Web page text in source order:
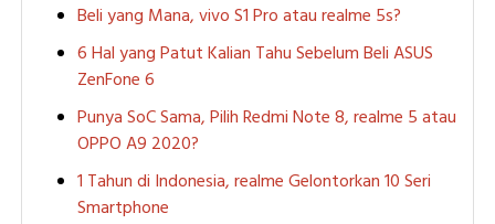
Beli yang Mana, vivo S1 Pro atau realme 5s?
6 Hal yang Patut Kalian Tahu Sebelum Beli ASUS
ZenFone 6
Punya SoC Sama, Pilih Redmi Note 8, realme 5 atau
OPPO A9 2020?
1 Tahun di Indonesia, realme Gelontorkan 10 Seri
Smartphone